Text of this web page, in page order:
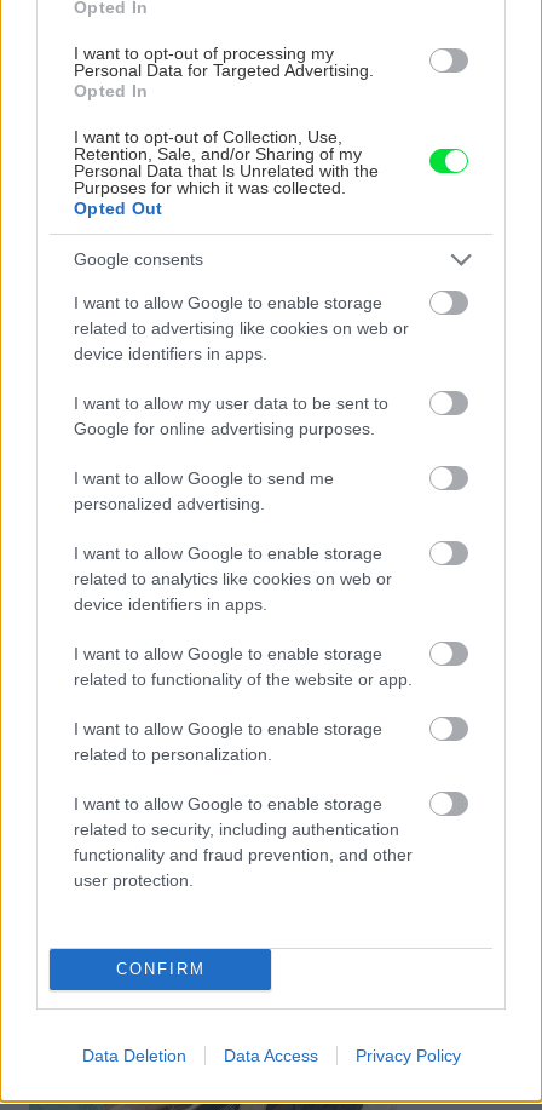
Opted In
I want to opt-out of processing my
Personal Data for Targeted Advertising.
Opted In
I want to opt-out of Collection, Use,
Retention, Sale, and/or Sharing of my
Personal Data that Is Unrelated with the
Purposes for which it was collected.
Opted Out
Google consents
I want to allow Google to enable storage
related to advertising like cookies on web or
device identifiers in apps.
I want to allow my user data to be sent to
Google for online advertising purposes.
I want to allow Google to send me
personalized advertising.
I want to allow Google to enable storage
related to analytics like cookies on web or
device identifiers in apps.
I want to allow Google to enable storage
related to functionality of the website or app.
I want to allow Google to enable storage
related to personalization.
I want to allow Google to enable storage
related to security, including authentication
functionality and fraud prevention, and other
user protection.
CONFIRM
Data Deletion Data Access Privacy Policy
Ak sme doteraz nenamontovali vetrací pás
proti hniezdeniu vtákov, teraz je na to správny
11. PRIBÍJANIE
Pás postupne odvíjame z kotúča a pribíjame
k spodnej late. Na spodnej strane má pás
cm.